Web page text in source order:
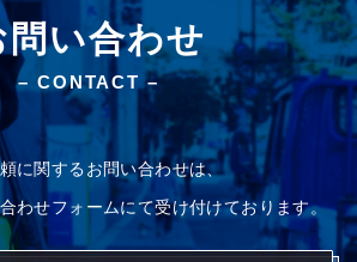
問い合わせ
– CONTACT –
に関するお問い合わせは、
わせフォームにて受け付けております。